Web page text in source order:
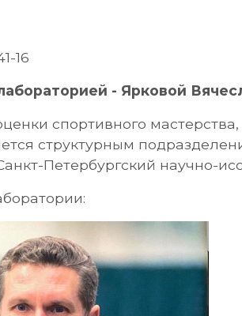
16
- Ярковой
спортивного
структурным
Петербургский научно-